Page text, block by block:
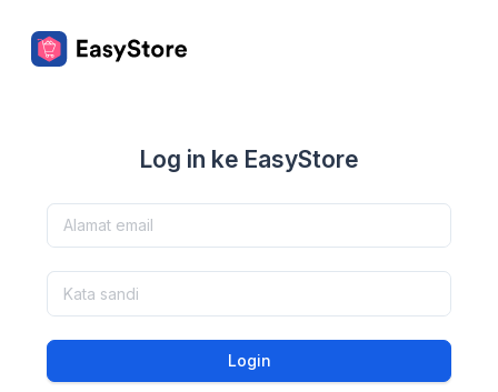
Log in ke EasyStore
Login